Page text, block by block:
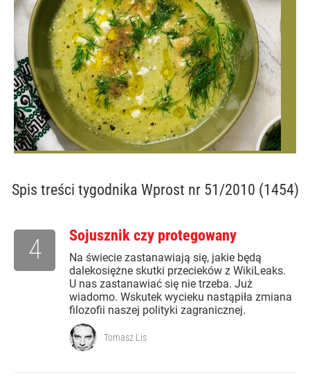
Spis treści tygodnika Wprost nr 51/2010 (1454)
Sojusznik czy protegowany
Na świecie zastanawiają się, jakie będą
dalekosiężne skutki przecieków z WikiLeaks.
U nas zastanawiać się nie trzeba. Już
wiadomo. Wskutek wycieku nastąpiła zmiana
filozofii naszej polityki zagranicznej.
4
Tomasz Lis